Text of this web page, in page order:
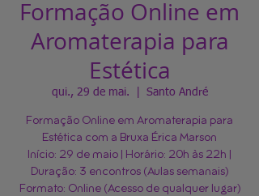
Formação Online em
Aromaterapia para
Estética
qui., 29 de mai. Santo André
Formação Online em Aromaterapia para
Estética com a Bruxa Érica Marson
Início: 29 de maio | Horário: 20h às 22h |
Duração: 3 encontros (Aulas semanais)
Formato: Online (Acesso de qualquer lugar)